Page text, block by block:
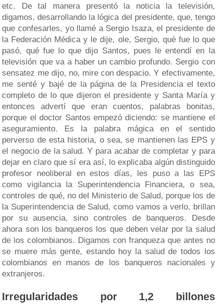
etc. De tal manera presentó la noticia la televisión,
digamos, desarrollando la lógica del presidente, que, tengo
que confesarles, yo llamé a Sergio Isaza, el presidente de
la Federación Médica y le dije, ole, Sergio, qué fue lo que
pasó, qué fue lo que dijo Santos, pues le entendí en la
televisión que va a haber un cambio profundo. Sergio con
sensatez me dijo, no, mire con despacio. Y efectivamente,
me senté y bajé de la página de la Presidencia el texto
completo de lo que dijeron el presidente y Santa María y
entonces advertí que eran cuentos, palabras bonitas,
porque el doctor Santos empezó diciendo: se mantiene el
aseguramiento. Es la palabra mágica en el sentido
perverso de esta historia, o sea, se mantienen las EPS y
el negocio de la salud. Y para acabar de completar y para
dejar en claro que sí era así, lo explicaba algún distinguido
profesor neoliberal en estos días, les puso a las EPS
como vigilancia la Superintendencia Financiera, o sea,
controles de qué, no del Ministerio de Salud, porque los de
la Superintendencia de Salud, como vamos a verlo, brillan
por su ausencia, sino controles de banqueros. Desde
ahora son los banqueros los que deben velar por la salud
de los colombianos. Digamos con franqueza que antes no
se muere más gente, estando hoy la salud de todos los
colombianos en manos de los banqueros nacionales y
extranjeros.
Irregularidades por 1,2 billones